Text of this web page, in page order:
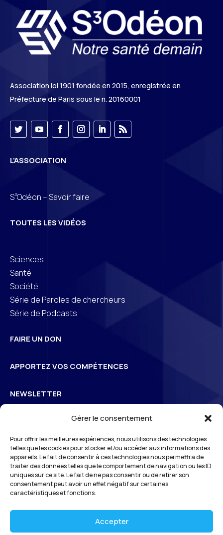
Gérer le consentement
Pour offrir les meilleures expériences, nous utilisons des technologies
telles que les cookies pour stocker et/ou accéder aux informations des
appareils. Le fait de consentir à ces technologies nous permettra de
traiter des données telles que le comportement de navigation ou les ID
uniques sur ce site. Le fait de ne pas consentir ou de retirer son
consentement peut avoir un effet négatif sur certaines
caractéristiques et fonctions.
Accepter
Association loi 1901 fondée en 2015, enregistrée en
Préfecture de Paris sous le n. 20160001
L’ASSOCIATION
S3Odéon – Savoir faire
TOUTES LES VIDÉOS
Sciences
Santé
Société
Série de Paroles de chercheurs
Série de Podcasts
FAIRE UN DON
APPORTEZ VOS COMPÉTENCES
NEWSLETTER
S3Odéon
*En vous inscrivant à notre newsletter, vous reconnaissez avoir pris connaissance
de notrepolitique de gestion des données personnelleset vous l’acceptez.